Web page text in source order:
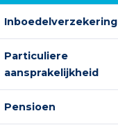
Inboedelverzekering
Particuliere
aansprakelijkheid
Pensioen